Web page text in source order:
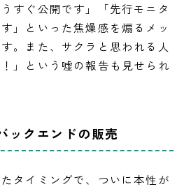
すぐ公開です」「先行モニタ
」といった焦燥感を煽るメッ
。また、サクラと思われる人
」という嘘の報告も見せられ
ックエンドの販売
タイミングで、ついに本性が